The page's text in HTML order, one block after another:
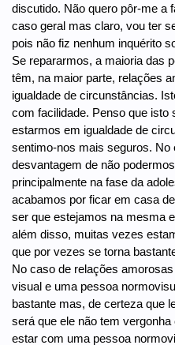
discutido. Não quero pôr-me a
caso geral mas claro, vou ter
pois não fiz nenhum inquérito
Se repararmos, a maioria das
têm, na maior parte, relações
igualdade de circunstâncias.
com facilidade. Penso que isto
estarmos em igualdade de
sentimo-nos mais seguros.
desvantagem de não
principalmente na fase da
acabamos por ficar em casa
ser que estejamos na mesma
além disso, muitas vezes
que por vezes se torna
No caso de relações
visual e uma pessoa
bastante mas, de certeza que
será que ele não tem vergonha
estar com uma pessoa